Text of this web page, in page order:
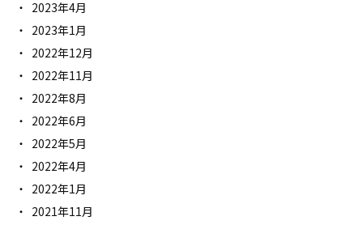
2023年4月
2023年1月
2022年12月
2022年11月
2022年8月
2022年6月
2022年5月
2022年4月
2022年1月
2021年11月